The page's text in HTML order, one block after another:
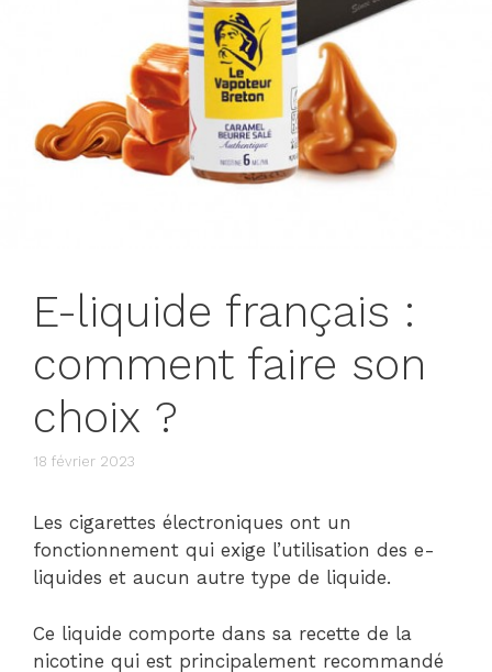
E-liquide français :
comment faire son
choix ?
18 février 2023
Les cigarettes électroniques ont un
fonctionnement qui exige l’utilisation des e-
liquides et aucun autre type de liquide.
Ce liquide comporte dans sa recette de la
nicotine qui est principalement recommandé